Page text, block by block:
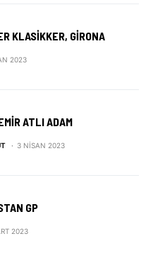
KLASIKKER, GIRONA
2023
ATLI ADAM
3 NISAN 2023
GP
2023